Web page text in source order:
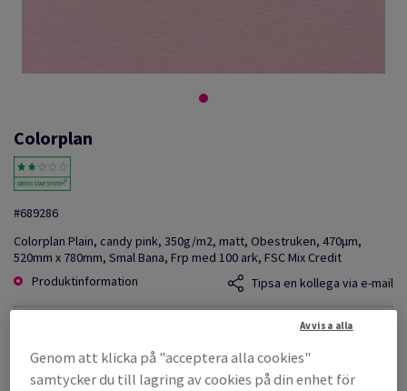
Colorplan
#689286
Colorplan Plain, candy pink, 350g/m2, matt, Obestruken, 470µm,
520mm x 780mm, Smal Bana, Frp med 100 ark, FSC Mix Credit
Produktinformation
Tipsa en kollega via e-mail
per 1 000 Sheet(s)
(142 kg )
Genom att klicka på "acceptera alla cookies"
samtycker du till lagring av cookies på din enhet för
Avvisa alla